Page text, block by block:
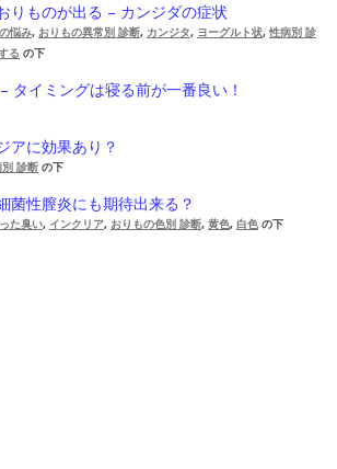
りものが出る – カンジダの症状
悩み, おりもの異常別 診断, カンジタ, ヨーグルト状, 性病別 診
る の下
タイミングは寝る前が一番良い！
アに効果あり？
診断 の下
菌性膣炎にも期待出来る？
た臭い, インクリア, おりもの色別 診断, 黄色, 白色 の下